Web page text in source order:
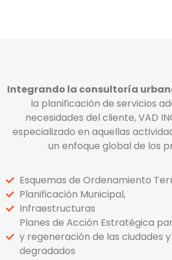
Integrando la consultoría
la planificación de servicios
necesidades del cliente, VAD
especializado en aquellas
un enfoque global de los
Esquemas de Ordenamiento
Planificación Municipal,
Infraestructuras
Planes de Acción Estratégica
y regeneración de las ciudades
degradados